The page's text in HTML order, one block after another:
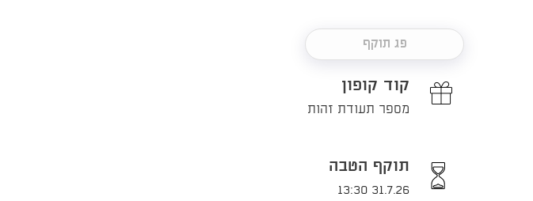
פג תוקף
קוד קופון
מספר תעודת זהות
תוקף הטבה
31.7.26 13:30